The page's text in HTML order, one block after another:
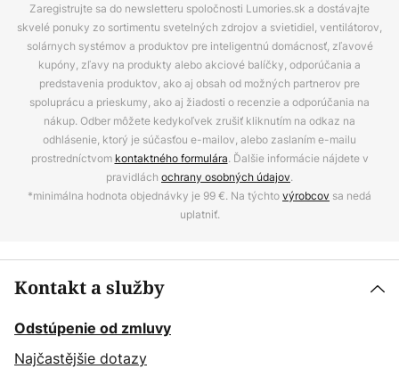
Zaregistrujte sa do newsletteru spoločnosti Lumories.sk a dostávajte
skvelé ponuky zo sortimentu svetelných zdrojov a svietidiel, ventilátorov,
solárnych systémov a produktov pre inteligentnú domácnosť, zľavové
kupóny, zľavy na produkty alebo akciové balíčky, odporúčania a
predstavenia produktov, ako aj obsah od možných partnerov pre
spoluprácu a prieskumy, ako aj žiadosti o recenzie a odporúčania na
nákup. Odber môžete kedykoľvek zrušiť kliknutím na odkaz na
odhlásenie, ktorý je súčasťou e-mailov, alebo zaslaním e-mailu
prostredníctvom kontaktného formulára. Ďalšie informácie nájdete v
pravidlách ochrany osobných údajov.
*minimálna hodnota objednávky je 99 €. Na týchtovýrobcov sa nedá
uplatniť.
Kontakt a služby
Odstúpenie od zmluvy
Najčastějšie dotazy